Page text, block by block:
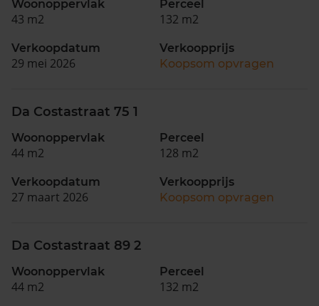
Woonoppervlak
43 m2
Perceel
132 m2
Verkoopdatum
29 mei 2026
Verkoopprijs
Koopsom opvragen
Da Costastraat 75 1
Woonoppervlak
44 m2
Perceel
128 m2
Verkoopdatum
27 maart 2026
Verkoopprijs
Koopsom opvragen
Da Costastraat 89 2
Woonoppervlak
44 m2
Perceel
132 m2